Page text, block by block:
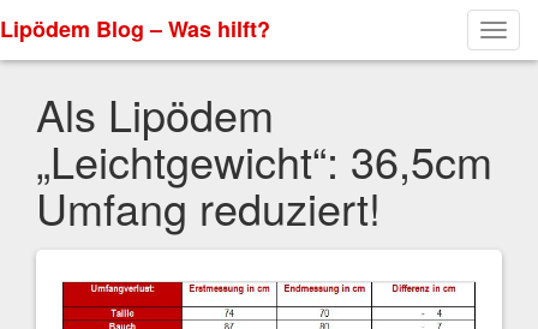
Lipödem Blog – Was hilft?
Als Lipödem
„Leichtgewicht“: 36,5cm
Umfang reduziert!